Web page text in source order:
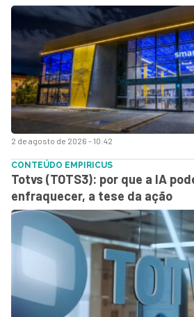
2 de agosto de 2026 - 10:42
CONTEÚDO EMPIRICUS
Totvs (TOTS3): por que a IA
enfraquecer, a tese da ação